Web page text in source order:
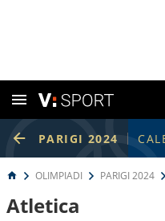
PARIGI 2024
OLIMPIADI PARIGI 2024
Atletica